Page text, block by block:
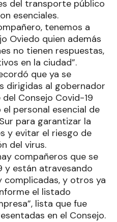
del transporte público
esenciales.
tenemos a
Oviedo quien además
no tienen respuestas,
en la ciudad”.
que ya se
dirigidas al gobernador
Consejo Covid-19
personal esencial de
para garantizar la
y evitar el riesgo de
del virus.
compañeros que se
y están atravesando
complicadas, y otros ya
el listado
lista que fue
en el Consejo.